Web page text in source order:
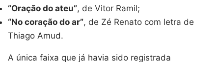
“Oração do ateu”, de Vitor Ramil;
“No coração do ar”, de Zé Renato com letra de
Thiago Amud.
A única faixa que já havia sido registrada